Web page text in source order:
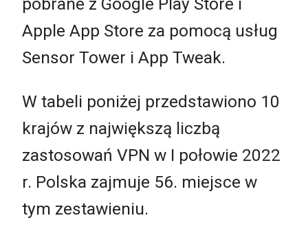
pobrane z Google Play Store i
Apple App Store za pomocą usług
Sensor Tower i App Tweak.
W tabeli poniżej przedstawiono 10
krajów z największą liczbą
zastosowań VPN w I połowie 2022
r. Polska zajmuje 56. miejsce w
tym zestawieniu.